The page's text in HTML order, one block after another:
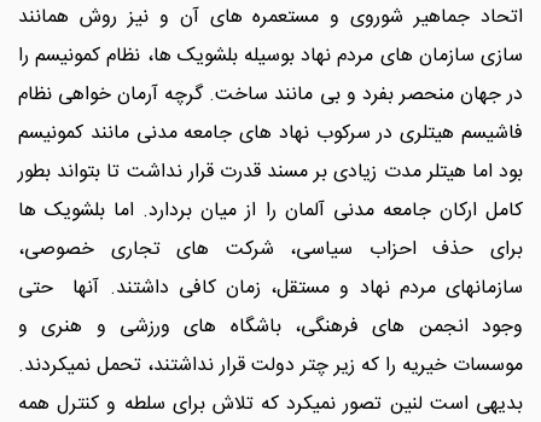
اتحاد جماهیر شوروی و مستعمره های آن و نیز روش همانند
سازی سازمان های مردم نهاد بوسیله بلشویک ها، نظام کمونیسم را
در جهان منحصر بفرد و بی مانند ساخت. گرچه آرمان خواهی نظام
فاشیسم هیتلری در سرکوب نهاد های جامعه مدنی مانند کمونیسم
بود اما هیتلر مدت زیادی بر مسند قدرت قرار نداشت تا بتواند بطور
کامل ارکان جامعه مدنی آلمان را از میان بردارد. اما بلشویک ها
برای حذف احزاب سیاسی، شرکت های تجاری خصوصی،
سازمانهای مردم نهاد و مستقل، زمان کافی داشتند. آنها حتی
وجود انجمن های فرهنگی، باشگاه های ورزشی و هنری و
موسسات خیریه را که زیر چتر دولت قرار نداشتند، تحمل نمیکردند.
بدیهی است لنین تصور نمیکرد که تلاش برای سلطه و کنترل همه